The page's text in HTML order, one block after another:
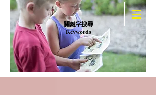
​關鍵字搜尋
Keywords